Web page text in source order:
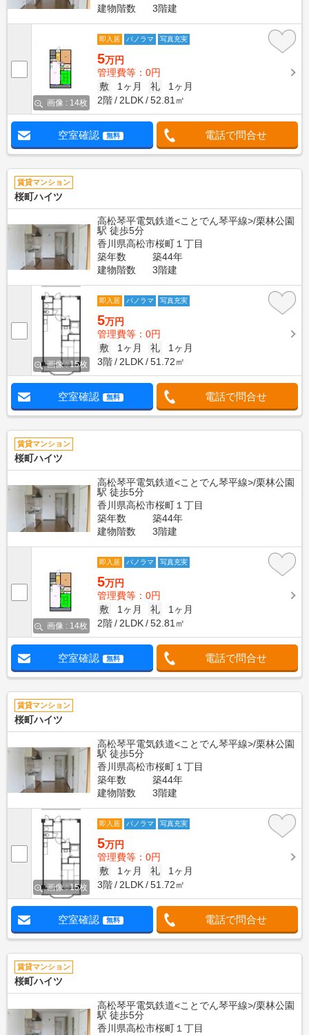
建物階数
3階建
画像 : 14枚
即入居 パノラマ 写真充実
5万円
管理費等：0円
敷
1ヶ月 礼
1ヶ月
2階
2LDK 52.81㎡
空室確認 無料 電話で問合せ
賃貸マンション
桜町ハイツ
高松琴平電気鉄道<ことでん琴平線>/栗林公園
駅 徒歩5分
香川県高松市桜町１丁目
築年数
築44年
建物階数
3階建
画像 : 15枚
即入居 パノラマ 写真充実
5万円
管理費等：0円
敷
1ヶ月 礼
1ヶ月
3階
2LDK 51.72㎡
空室確認 無料 電話で問合せ
賃貸マンション
桜町ハイツ
高松琴平電気鉄道<ことでん琴平線>/栗林公園
駅 徒歩5分
香川県高松市桜町１丁目
築年数
築44年
建物階数
3階建
画像 : 14枚
即入居 パノラマ 写真充実
5万円
管理費等：0円
敷
1ヶ月 礼
1ヶ月
2階
2LDK 52.81㎡
空室確認 無料 電話で問合せ
賃貸マンション
桜町ハイツ
高松琴平電気鉄道<ことでん琴平線>/栗林公園
駅 徒歩5分
香川県高松市桜町１丁目
築年数
築44年
建物階数
3階建
画像 : 15枚
即入居 パノラマ 写真充実
5万円
管理費等：0円
敷
1ヶ月 礼
1ヶ月
3階
2LDK 51.72㎡
空室確認 無料 電話で問合せ
賃貸マンション
桜町ハイツ
高松琴平電気鉄道<ことでん琴平線>/栗林公園
駅 徒歩5分
香川県高松市桜町１丁目